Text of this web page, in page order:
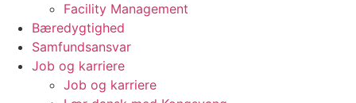
Facility Management
Bæredygtighed
Samfundsansvar
Job og karriere
Job og karriere